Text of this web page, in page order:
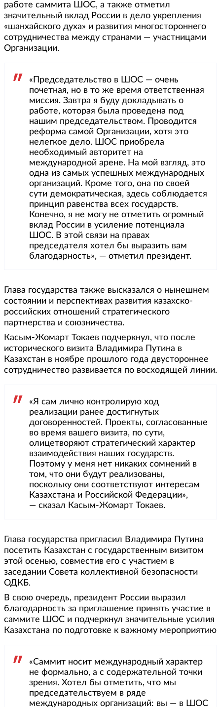
работе саммита ШОС, а также отметил
значительный вклад России в дело укрепления
«шанхайского духа» и развития многостороннего
сотрудничества между странами — участницами
Организации.
«Председательство в ШОС — очень
почетная, но в то же время ответственная
миссия. Завтра я буду докладывать о
работе, которая была проведена под
нашим председательством. Проводится
реформа самой Организации, хотя это
нелегкое дело. ШОС приобрела
необходимый авторитет на
международной арене. На мой взгляд, это
одна из самых успешных международных
организаций. Кроме того, она по своей
сути демократическая, здесь соблюдается
принцип равенства всех государств.
Конечно, я не могу не отметить огромный
вклад России в усиление потенциала
ШОС. В этой связи на правах
председателя хотел бы выразить вам
благодарность», — отметил президент.
Глава государства также высказался о нынешнем
состоянии и перспективах развития казахско-
российских отношений стратегического
партнерства и союзничества.
Касым-Жомарт Токаев подчеркнул, что после
исторического визита Владимира Путина в
Казахстан в ноябре прошлого года двустороннее
сотрудничество развивается по восходящей линии.
«Я сам лично контролирую ход
реализации ранее достигнутых
договоренностей. Проекты, согласованные
во время вашего визита, по сути,
олицетворяют стратегический характер
взаимодействия наших государств.
Поэтому у меня нет никаких сомнений в
том, что они будут реализованы,
поскольку они соответствуют интересам
Казахстана и Российской Федерации»,
— сказал Касым-Жомарт Токаев.
Глава государства пригласил Владимира Путина
посетить Казахстан с государственным визитом
этой осенью, совместив его с участием в
заседании Совета коллективной безопасности
ОДКБ.
В свою очередь, президент России выразил
благодарность за приглашение принять участие в
саммите ШОС и подчеркнул значительные усилия
Казахстана по подготовке к важному мероприятию
«Саммит носит международный характер
не формально, а с содержательной точки
зрения. Хотел бы отметить, что мы
председательствуем в ряде
международных организаций: вы — в ШОС